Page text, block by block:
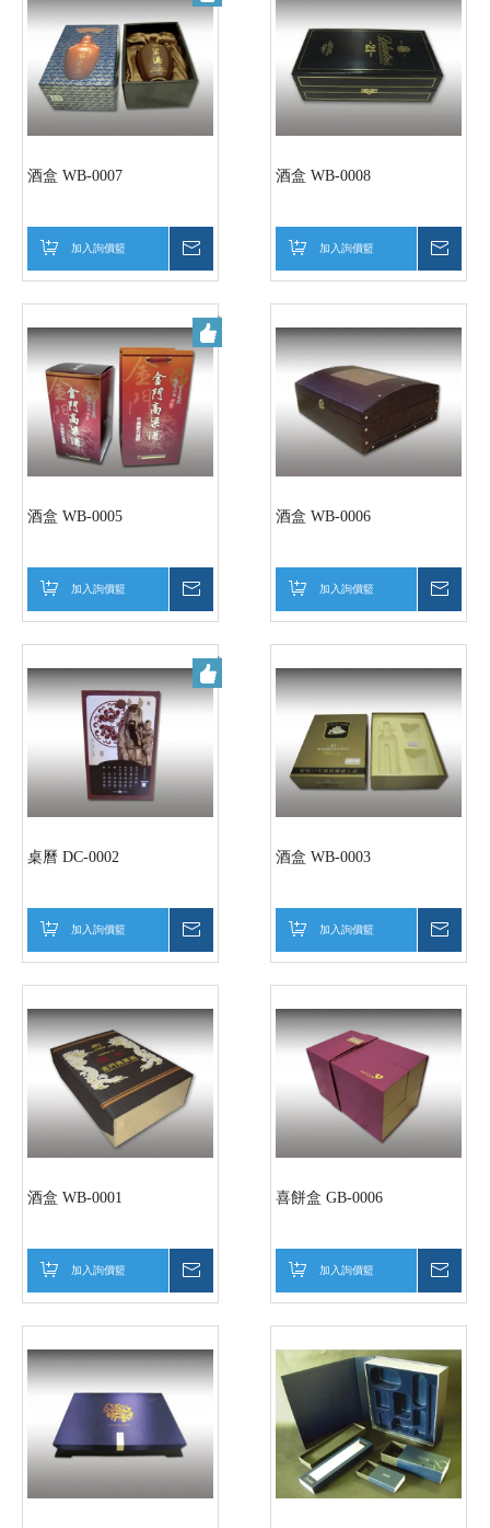
酒盒 WB-0007
加入詢價籃
酒盒 WB-0008
加入詢價籃
酒盒 WB-0005
加入詢價籃
酒盒 WB-0006
加入詢價籃
桌曆 DC-0002
加入詢價籃
酒盒 WB-0003
加入詢價籃
酒盒 WB-0001
加入詢價籃
喜餅盒 GB-0006
加入詢價籃